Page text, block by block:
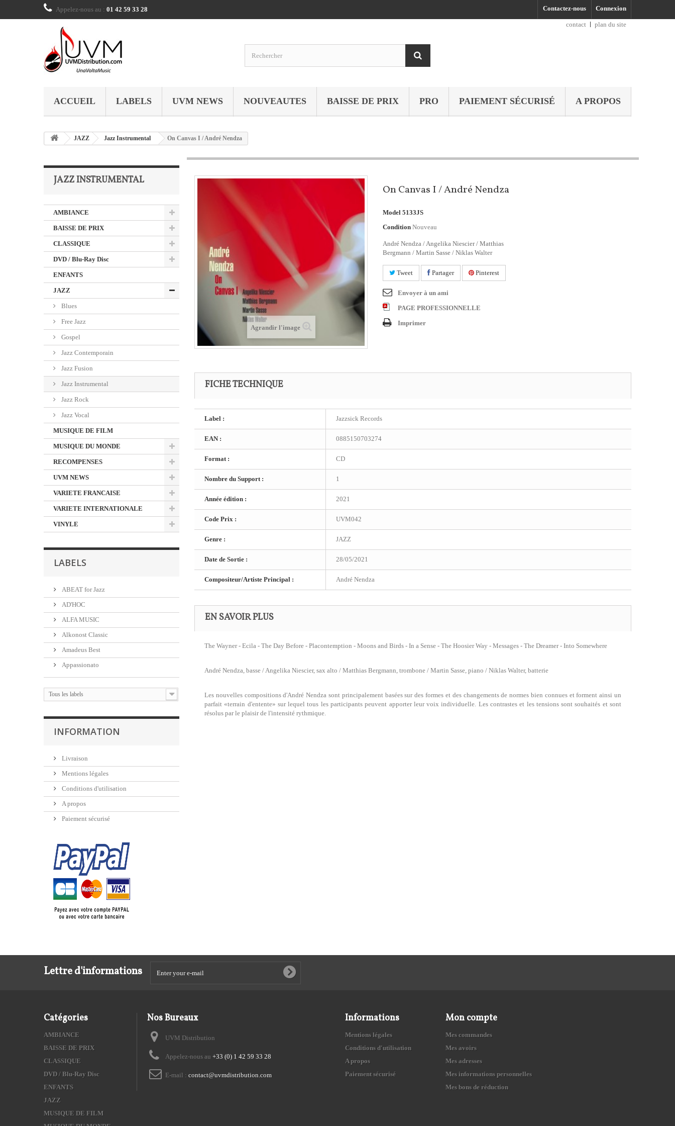
Connexion
Contactez-nous
Appelez-nous au : 01 42 59 33 28
contact
plan du site
ACCUEIL LABELS UVM NEWS NOUVEAUTES BAISSE DE PRIX PRO PAIEMENT SÉCURISÉ A PROPOS
JAZZ Jazz Instrumental On Canvas I / André Nendza
JAZZ INSTRUMENTAL
AMBIANCE
BAISSE DE PRIX
CLASSIQUE
DVD / Blu-Ray Disc
ENFANTS
JAZZ
Blues
Free Jazz
Gospel
Jazz Contemporain
Jazz Fusion
Jazz Instrumental
Jazz Rock
Jazz Vocal
MUSIQUE DE FILM
MUSIQUE DU MONDE
RECOMPENSES
UVM NEWS
VARIETE FRANCAISE
VARIETE INTERNATIONALE
VINYLE
LABELS
ABEAT for Jazz
AD'HOC
ALFA MUSIC
Alkonost Classic
Amadeus Best
Appassionato
Tous les labels
INFORMATION
Livraison
Mentions légales
Conditions d'utilisation
A propos
Paiement sécurisé
Agrandir l'image
On Canvas I / André Nendza
Model 5133JS
Condition Nouveau
André Nendza / Angelika Niescier / Matthias
Bergmann / Martin Sasse / Niklas Walter
Tweet Partager Pinterest
Envoyer à un ami
PAGE PROFESSIONNELLE
Imprimer
FICHE TECHNIQUE
Label : Jazzsick Records
EAN : 0885150703274
Format : CD
Nombre du Support : 1
Année édition : 2021
Code Prix : UVM042
Genre : JAZZ
Date de Sortie : 28/05/2021
Compositeur/Artiste Principal : André Nendza
EN SAVOIR PLUS
The Wayner - Ecila - The Day Before - Placontemption - Moons and Birds - In a Sense - The Hoosier Way - Messages - The Dreamer - Into Somewhere
André Nendza, basse / Angelika Niescier, sax alto / Matthias Bergmann, trombone / Martin Sasse, piano / Niklas Walter, batterie
Les nouvelles compositions d'André Nendza sont principalement basées sur des formes et des changements de normes bien connues et forment ainsi un
parfait «terrain d'entente» sur lequel tous les participants peuvent apporter leur voix individuelle. Les contrastes et les tensions sont souhaités et sont
résolus par le plaisir de l'intensité rythmique.
Lettre d'informations
Catégories
AMBIANCE
BAISSE DE PRIX
CLASSIQUE
DVD / Blu-Ray Disc
ENFANTS
JAZZ
MUSIQUE DE FILM
Nos Bureaux
UVM Distribution
Appelez-nous au +33 (0) 1 42 59 33 28
E-mail : contact@uvmdistribution.com
Informations
Mentions légales
Conditions d'utilisation
A propos
Paiement sécurisé
Mon compte
Mes commandes
Mes avoirs
Mes adresses
Mes informations personnelles
Mes bons de réduction